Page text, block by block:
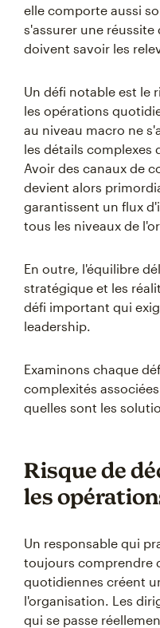
elle comporte aussi
s'assurer une
doivent savoir les
Un défi notable est le
les opérations
au niveau macro ne
les détails complexes
Avoir des canaux de
devient alors
garantissent un flux
tous les niveaux de
En outre, l'équilibre
stratégique et les
défi important qui
leadership.
Examinons chaque
complexités
quelles sont les
Risque de
les
Un responsable qui
toujours comprendre
quotidiennes créent
l'organisation. Les
qui se passe